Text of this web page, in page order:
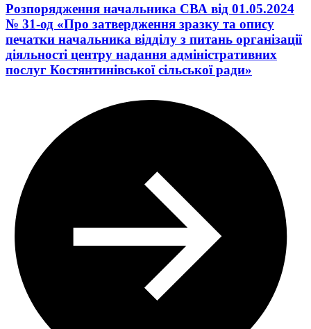
Розпорядження начальника СВА від 01.05.2024
№ 31-од «Про затвердження зразку та опису
печатки начальника відділу з питань організації
діяльності центру надання адміністративних
послуг Костянтинівської сільської ради»